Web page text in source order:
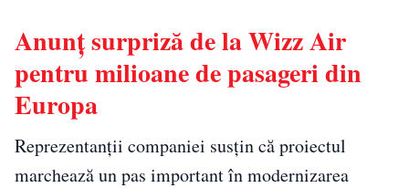
Anunț surpriză de la Wizz Air
pentru milioane de pasageri din
Europa
Reprezentanții companiei susțin că proiectul
marchează un pas important în modernizarea